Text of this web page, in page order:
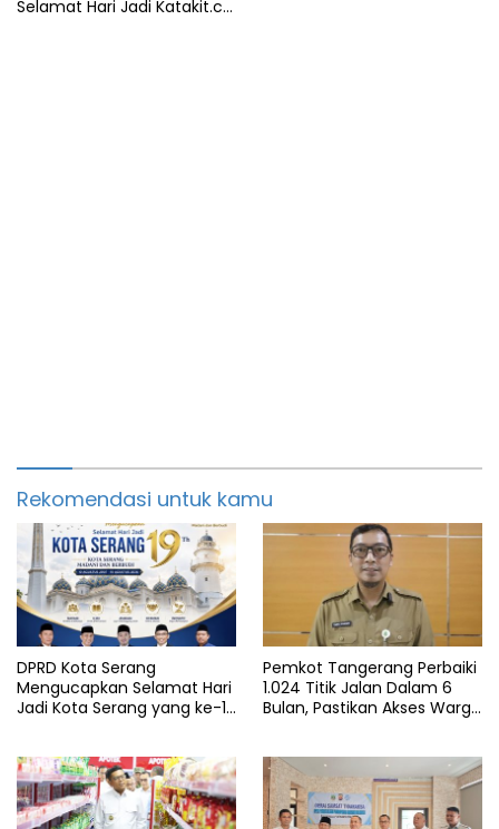
Selamat Hari Jadi Katakit.co
Rekomendasi untuk kamu
DPRD Kota Serang
Mengucapkan Selamat Hari
Jadi Kota Serang yang ke-19
Pemkot Tangerang Perbaiki
1.024 Titik Jalan Dalam 6
Bulan, Pastikan Akses Warga